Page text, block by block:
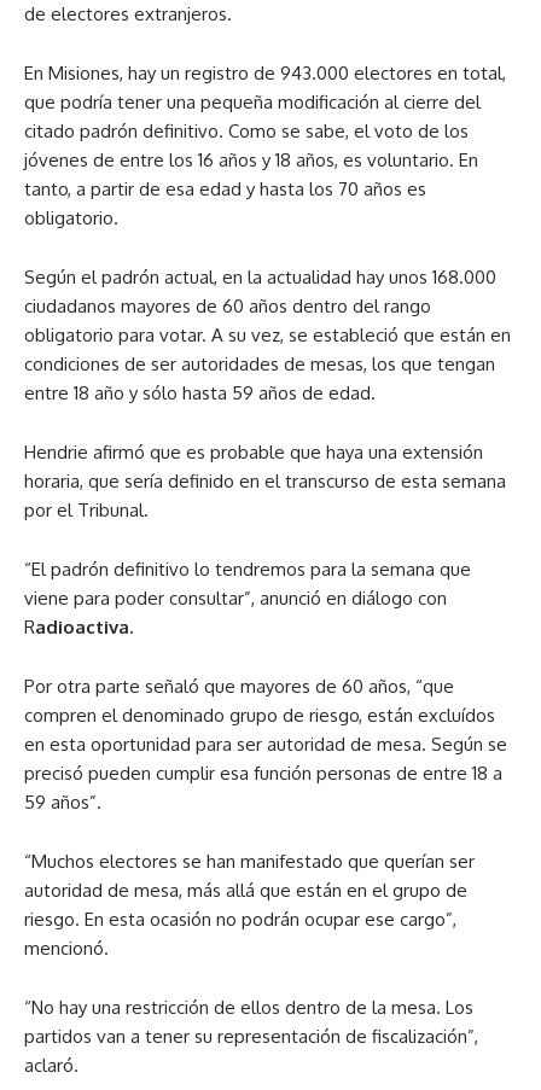
de electores extranjeros.
En Misiones, hay un registro de 943.000 electores en total,
que podría tener una pequeña modificación al cierre del
citado padrón definitivo. Como se sabe, el voto de los
jóvenes de entre los 16 años y 18 años, es voluntario. En
tanto, a partir de esa edad y hasta los 70 años es
obligatorio.
Según el padrón actual, en la actualidad hay unos 168.000
ciudadanos mayores de 60 años dentro del rango
obligatorio para votar. A su vez, se estableció que están en
condiciones de ser autoridades de mesas, los que tengan
entre 18 año y sólo hasta 59 años de edad.
Hendrie afirmó que es probable que haya una extensión
horaria, que sería definido en el transcurso de esta semana
por el Tribunal.
“El padrón definitivo lo tendremos para la semana que
viene para poder consultar”, anunció en diálogo con
Radioactiva.
Por otra parte señaló que mayores de 60 años, “que
compren el denominado grupo de riesgo, están excluídos
en esta oportunidad para ser autoridad de mesa. Según se
precisó pueden cumplir esa función personas de entre 18 a
59 años”.
“Muchos electores se han manifestado que querían ser
autoridad de mesa, más allá que están en el grupo de
riesgo. En esta ocasión no podrán ocupar ese cargo”,
mencionó.
“No hay una restricción de ellos dentro de la mesa. Los
partidos van a tener su representación de fiscalización”,
aclaró.